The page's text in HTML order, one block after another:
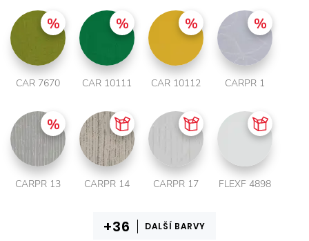
CAR 7670 CAR 10111 CAR 10112 CARPR 1
CARPR 13 CARPR 14 CARPR 17 FLEXF 4898
DALŠÍ BARVY